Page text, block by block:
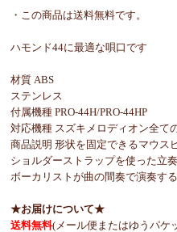
・この商品は送料無料です。
ハモンド44に最適な唄口です
材質 ABS
ステンレス
付属機種 PRO-44H/PRO-44HP
対応機種 スズキメロディオン全て
商品説明 形状を固定できるマウス
ショルダーストラップを使った立奏
ボーカリストが曲の間奏で演奏す
★お届けについて★
送料無料(メール便またはゆうパケ